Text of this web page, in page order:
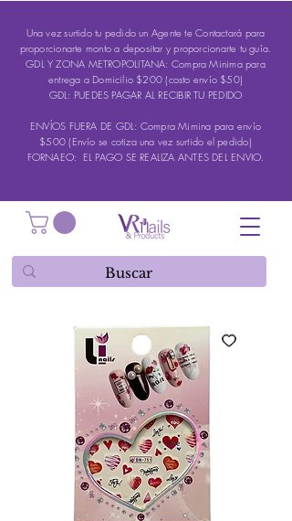
Una vez surtido tu pedido un Agente te Contactará para
proporcionarte monto a depositar y proporcionarte tu guía.
GDL Y ZONA METROPOLITANA: Compra Minima para
entrega a Domicilio $200 (costo envío $50)
GDL: PUEDES PAGAR AL RECIBIR TU PEDIDO
ENVÍOS FUERA DE GDL: Compra Mimina para envío
$500 (Envío se cotiza una vez surtido el pedido)
FORNAEO: EL PAGO SE REALIZA ANTES DEL ENVIO.